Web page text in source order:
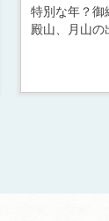
特別な年？
殿山、月山の